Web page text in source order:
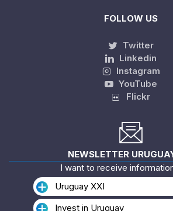
FOLLOW US
Twitter
Linkedin
Instagram
YouTube
Flickr
NEWSLETTER
I want to receive
Uruguay XXI
Invest in Uruguay